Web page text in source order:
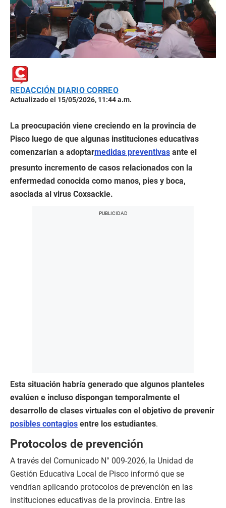
REDACCIÓN DIARIO CORREO
Actualizado el 15/05/2026, 11:44 a.m.
La preocupación viene creciendo en la provincia de
Pisco luego de que algunas instituciones educativas
comenzarían a adoptarmedidas preventivas ante el
presunto incremento de casos relacionados con la
enfermedad conocida como manos, pies y boca,
asociada al virus Coxsackie.
Esta situación habría generado que algunos planteles
evalúen e incluso dispongan temporalmente el
desarrollo de clases virtuales con el objetivo de prevenir
posibles contagios entre los estudiantes.
Protocolos de prevención
A través del Comunicado N° 009-2026, la Unidad de
Gestión Educativa Local de Pisco informó que se
vendrían aplicando protocolos de prevención en las
instituciones educativas de la provincia. Entre las